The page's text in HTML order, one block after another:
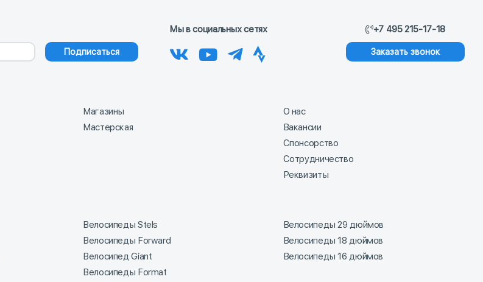
Подписаться
Мы в социальных сетях +7 495 215-17-18
Заказать звонок
Магазины
Мастерская
О нас
Вакансии
Спонсорство
Сотрудничество
Реквизиты
Велосипеды Stels
Велосипеды Forward
Велосипед Giant
Велосипеды Format
Велосипеды 29 дюймов
Велосипеды 18 дюймов
Велосипеды 16 дюймов